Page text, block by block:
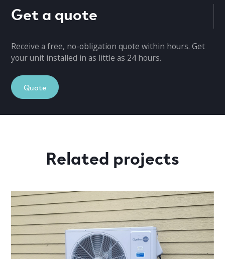
Get a quote
Receive a free, no-obligation quote within hours. Get
your unit installed in as little as 24 hours.
Quote
Related projects